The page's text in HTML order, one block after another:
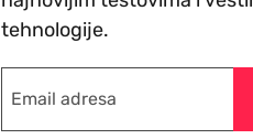
tehnologije.